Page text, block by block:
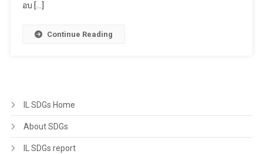
อบ […]
Continue Reading
IL SDGs Home
About SDGs
IL SDGs report